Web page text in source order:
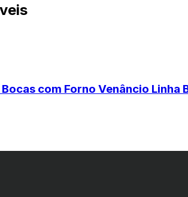
com Forno Venâncio Linha